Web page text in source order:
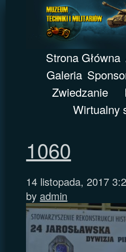
Strona Główna
Galeria
Zwiedzanie
Wirtualny
1060
14 listopada, 2017
by admin